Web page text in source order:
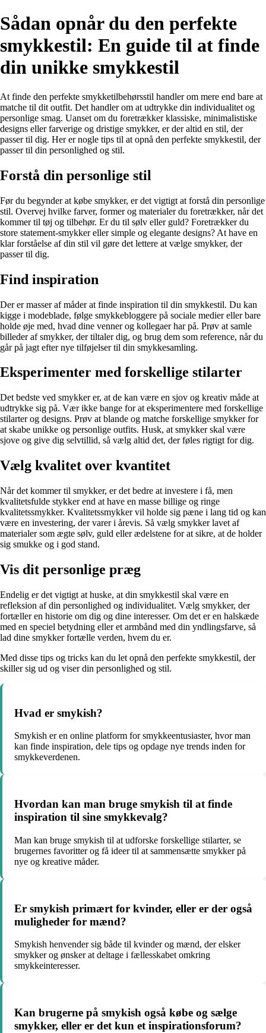
Sådan opnår du den perfekte
smykkestil: En guide til at finde
din unikke smykkestil
At finde den perfekte smykketilbehørsstil handler om mere end bare at
matche til dit outfit. Det handler om at udtrykke din individualitet og
personlige smag. Uanset om du foretrækker klassiske, minimalistiske
designs eller farverige og dristige smykker, er der altid en stil, der
passer til dig. Her er nogle tips til at opnå den perfekte smykkestil, der
passer til din personlighed og stil.
Forstå din personlige stil
Før du begynder at købe smykker, er det vigtigt at forstå din personlige
stil. Overvej hvilke farver, former og materialer du foretrækker, når det
kommer til tøj og tilbehør. Er du til sølv eller guld? Foretrækker du
store statement-smykker eller simple og elegante designs? At have en
klar forståelse af din stil vil gøre det lettere at vælge smykker, der
passer til dig.
Find inspiration
Der er masser af måder at finde inspiration til din smykkestil. Du kan
kigge i modeblade, følge smykkebloggere på sociale medier eller bare
holde øje med, hvad dine venner og kollegaer har på. Prøv at samle
billeder af smykker, der tiltaler dig, og brug dem som reference, når du
går på jagt efter nye tilføjelser til din smykkesamling.
Eksperimenter med forskellige stilarter
Det bedste ved smykker er, at de kan være en sjov og kreativ måde at
udtrykke sig på. Vær ikke bange for at eksperimentere med forskellige
stilarter og designs. Prøv at blande og matche forskellige smykker for
at skabe unikke og personlige outfits. Husk, at smykker skal være
sjove og give dig selvtillid, så vælg altid det, der føles rigtigt for dig.
Vælg kvalitet over kvantitet
Når det kommer til smykker, er det bedre at investere i få, men
kvalitetsfulde stykker end at have en masse billige og ringe
kvalitetssmykker. Kvalitetssmykker vil holde sig pæne i lang tid og kan
være en investering, der varer i årevis. Så vælg smykker lavet af
materialer som ægte sølv, guld eller ædelstene for at sikre, at de holder
sig smukke og i god stand.
Vis dit personlige præg
Endelig er det vigtigt at huske, at din smykkestil skal være en
refleksion af din personlighed og individualitet. Vælg smykker, der
fortæller en historie om dig og dine interesser. Om det er en halskæde
med en speciel betydning eller et armbånd med din yndlingsfarve, så
lad dine smykker fortælle verden, hvem du er.
Med disse tips og tricks kan du let opnå den perfekte smykkestil, der
skiller sig ud og viser din personlighed og stil.
Hvad er smykish?
Smykish er en online platform for smykkeentusiaster, hvor man
kan finde inspiration, dele tips og opdage nye trends inden for
smykkeverdenen.
Hvordan kan man bruge smykish til at finde
inspiration til sine smykkevalg?
Man kan bruge smykish til at udforske forskellige stilarter, se
brugernes favoritter og få ideer til at sammensætte smykker på
nye og kreative måder.
Er smykish primært for kvinder, eller er der også
muligheder for mænd?
Smykish henvender sig både til kvinder og mænd, der elsker
smykker og ønsker at deltage i fællesskabet omkring
smykkeinteresser.
Kan brugerne på smykish også købe og sælge
smykker, eller er det kun et inspirationsforum?